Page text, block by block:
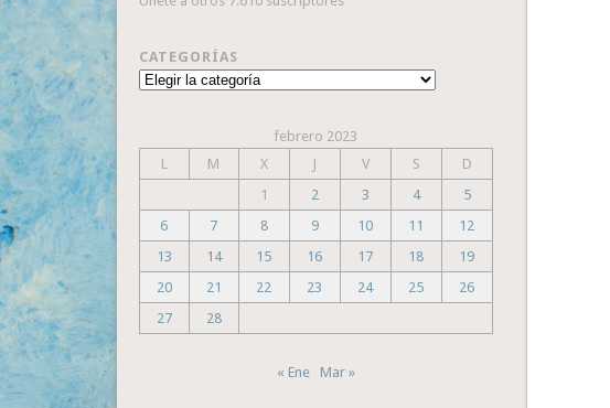
CATEGORÍAS
Categorías
febrero 2023
L
M X J V S
D
1
2 3 4
5
6
7 8 9 10 11
12
13
14 15 16 17 18
19
20
21 22 23 24 25
26
27
28
« Ene Mar »